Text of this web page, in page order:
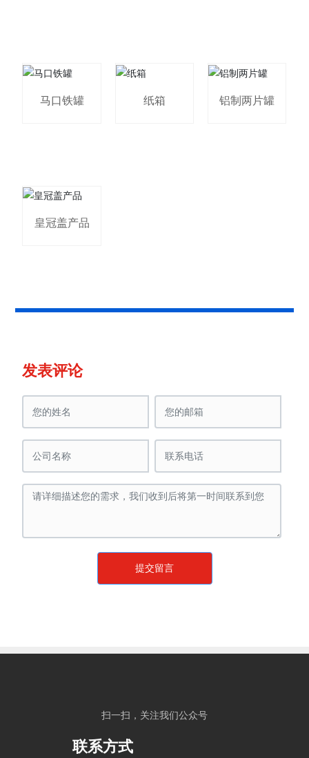
马口铁罐 纸箱 铝制两片罐
皇冠盖产品
发表评论
提交留言
扫一扫，关注我们公众号
联系方式